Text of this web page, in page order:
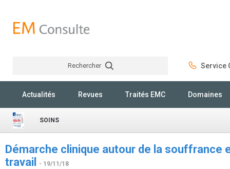
Rechercher Service
Actualités Revues Traités EMC Domaines
SOINS
Démarche clinique autour de la souffrance
travail
- 19/11/18